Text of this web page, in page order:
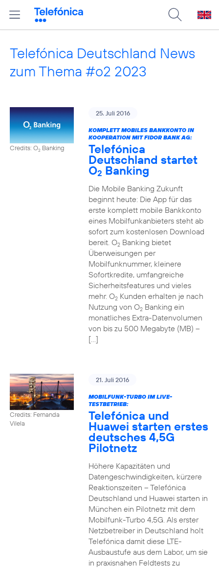
Telefónica Deutschland News
zum Thema #o2 2023
Credits: O2 Banking
25. Juli 2016
KOMPLETT MOBILES BANKKONTO IN
KOOPERATION MIT FIDOR BANK AG:
Telefónica
Deutschland startet
O2 Banking
Die Mobile Banking Zukunft
beginnt heute: Die App für das
erste komplett mobile Bankkonto
eines Mobilfunkanbieters steht ab
sofort zum kostenlosen Download
bereit. O2Banking bietet
Überweisungen per
Mobilfunknummer, kleinere
Sofortkredite, umfangreiche
Sicherheitsfeatures und vieles
mehr. O2Kunden erhalten je nach
Nutzung von O2Banking ein
monatliches Extra-Datenvolumen
von bis zu 500 Megabyte (MB) –
[…]
Credits: Fernanda
Vilela
21. Juli 2016
MOBILFUNK-TURBO IM LIVE-
TESTBETRIEB:
Telefónica und
Huawei starten erstes
deutsches 4,5G
Pilotnetz
Höhere Kapazitäten und
Datengeschwindigkeiten, kürzere
Reaktionszeiten – Telefónica
Deutschland und Huawei starten in
München ein Pilotnetz mit dem
Mobilfunk-Turbo 4,5G. Als erster
Netzbetreiber in Deutschland holt
Telefónica damit diese LTE-
Ausbaustufe aus dem Labor, um sie
in praxisnahen Feldtests zu